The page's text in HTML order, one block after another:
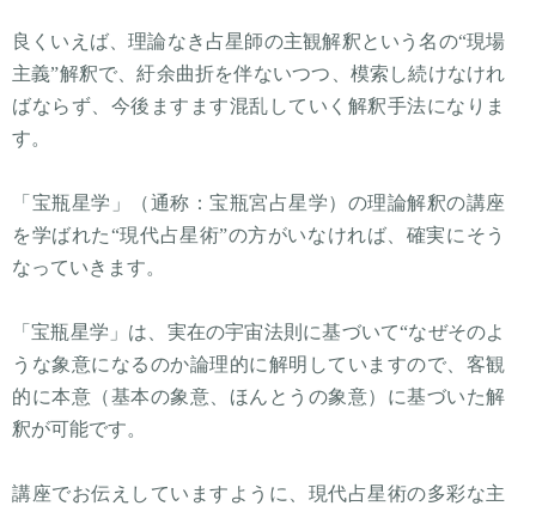
良くいえば、理論なき占星師の主観解釈という名の“現場
主義”解釈で、紆余曲折を伴ないつつ、模索し続けなけれ
ばならず、今後ますます混乱していく解釈手法になりま
す。
「宝瓶星学」（通称：宝瓶宮占星学）の理論解釈の講座
を学ばれた“現代占星術”の方がいなければ、確実にそう
なっていきます。
「宝瓶星学」は、実在の宇宙法則に基づいて“なぜそのよ
うな象意になるのか論理的に解明していますので、客観
的に本意（基本の象意、ほんとうの象意）に基づいた解
釈が可能です。
講座でお伝えしていますように、現代占星術の多彩な主